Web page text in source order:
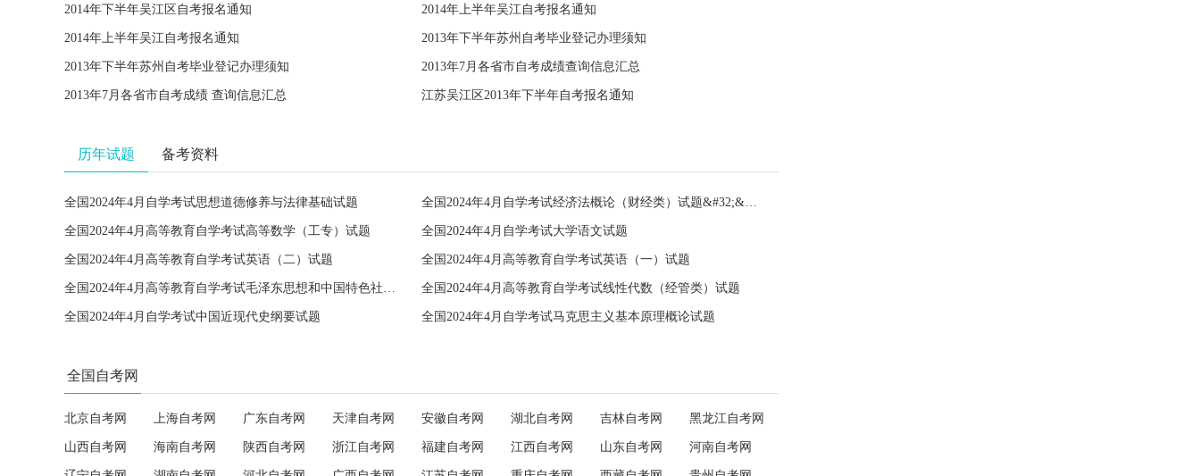
2014年下半年吴江区自考报名通知 2014年上半年吴江自考报名通知
2014年上半年吴江自考报名通知 2013年下半年苏州自考毕业登记办理须知
2013年下半年苏州自考毕业登记办理须知 2013年7月各省市自考成绩查询信息汇总
2013年7月各省市自考成绩 查询信息汇总 江苏吴江区2013年下半年自考报名通知
历年试题 备考资料
全国2024年4月自学考试思想道德修养与法律基础试题 全国2024年4月自学考试经济法概论（财经类）试题&#32;&#32;
全国2024年4月高等教育自学考试高等数学（工专）试题 全国2024年4月自学考试大学语文试题
全国2024年4月高等教育自学考试英语（二）试题 全国2024年4月高等教育自学考试英语（一）试题
全国2024年4月高等教育自学考试毛泽东思想和中国特色社会主义理论体系概论试题 全国2024年4月高等教育自学考试线性代数（经管类）试题
全国2024年4月自学考试中国近现代史纲要试题 全国2024年4月自学考试马克思主义基本原理概论试题
全国自考网
北京自考网 上海自考网 广东自考网 天津自考网 安徽自考网 湖北自考网 吉林自考网 黑龙江自考网
山西自考网 海南自考网 陕西自考网 浙江自考网 福建自考网 江西自考网 山东自考网 河南自考网